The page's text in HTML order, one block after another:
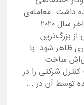
داشت. معامله‌ی
بین انویدیا و آرم که نخستین‌بار در اواخر سال ۲۰۲۰
بزرگ‌ترین
ظاهر شود. با
ساخت
شرکتی را در
توسط آن در ...